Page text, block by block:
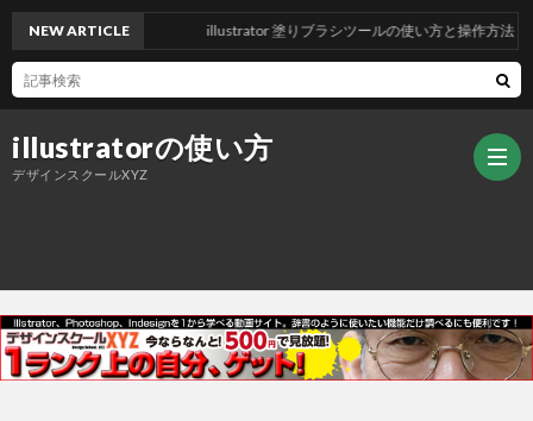
illustratorの使い方
デザインスクールXYZ
ッ
デ
NEW ARTICLE illustrator 塗りブラシツールの使い方と操作方法